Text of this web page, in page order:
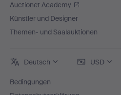
Auctionet Academy
Künstler und Designer
Themen- und Saalauktionen
Deutsch USD
Bedingungen